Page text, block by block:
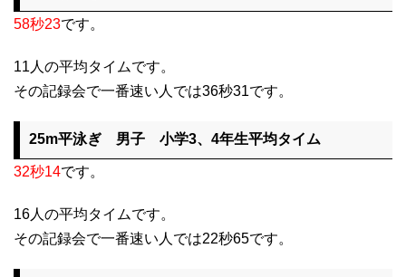
58秒23です。
11人の平均タイムです。
その記録会で一番速い人では36秒31です。
25m平泳ぎ 男子 小学3、4年生平均タイム
32秒14です。
16人の平均タイムです。
その記録会で一番速い人では22秒65です。